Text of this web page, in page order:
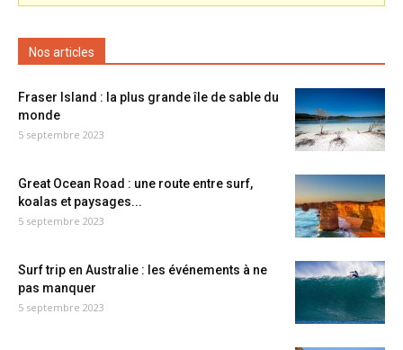
Nos articles
Fraser Island : la plus grande île de sable du
monde
5 septembre 2023
Great Ocean Road : une route entre surf,
koalas et paysages...
5 septembre 2023
Surf trip en Australie : les événements à ne
pas manquer
5 septembre 2023